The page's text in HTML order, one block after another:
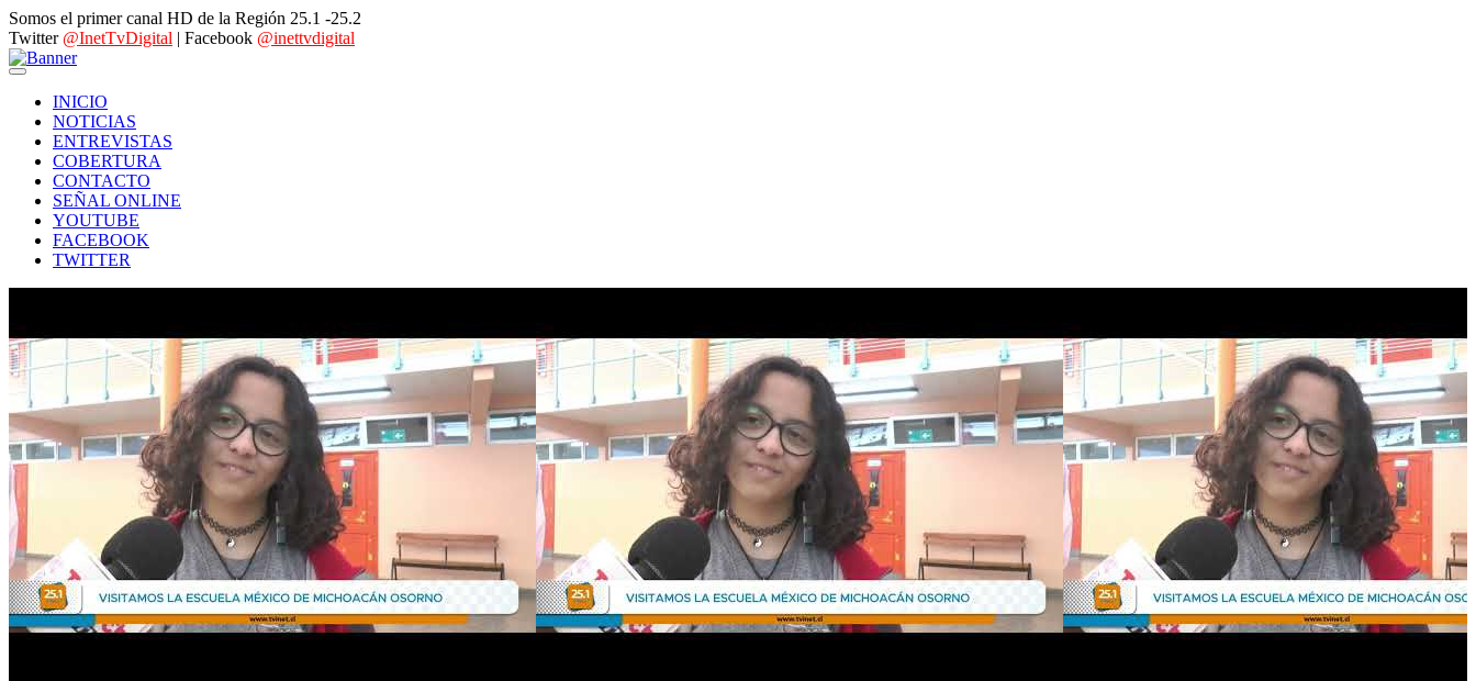
Somos el primer canal HD de la Región 25.1 -25.2
Twitter @InetTvDigital | Facebook @inettvdigital
INICIO
NOTICIAS
ENTREVISTAS
COBERTURA
CONTACTO
SEÑAL ONLINE
YOUTUBE
FACEBOOK
TWITTER